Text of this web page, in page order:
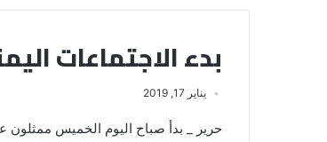
بدء الاجتماعات
يناير 17, 2019
حرير _ بدأ صباح اليوم الخميس ممثلون